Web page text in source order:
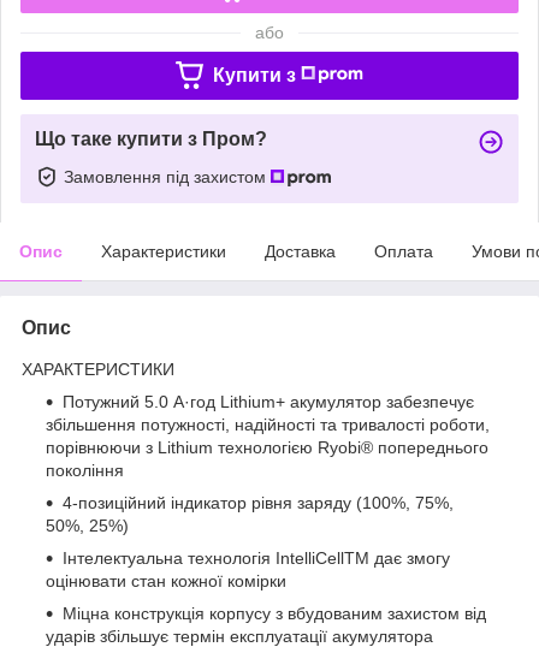
або
Купити з
Що таке купити з Пром?
Замовлення під захистом
Опис Характеристики Доставка Оплата Умови
Опис
ХАРАКТЕРИСТИКИ
Потужний 5.0 А·год Lithium+ акумулятор забезпечує
збільшення потужності, надійності та тривалості роботи,
порівнюючи з Lithium технологією Ryobi® попереднього
покоління
4-позиційний індикатор рівня заряду (100%, 75%,
50%, 25%)
Інтелектуальна технологія IntelliCellTM дає змогу
оцінювати стан кожної комірки
Міцна конструкція корпусу з вбудованим захистом від
ударів збільшує термін експлуатації акумулятора